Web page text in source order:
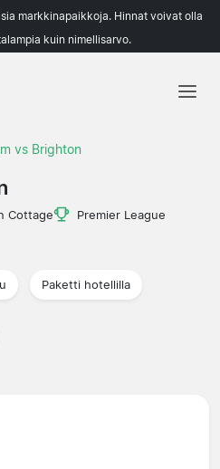
markkinapaikkoja. Hinnat voivat olla
kuin nimellisarvo.
vs Brighton
Cottage
Premier League
Paketti hotellilla